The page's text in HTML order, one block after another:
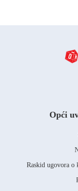
Opći
Raskid ugovora o